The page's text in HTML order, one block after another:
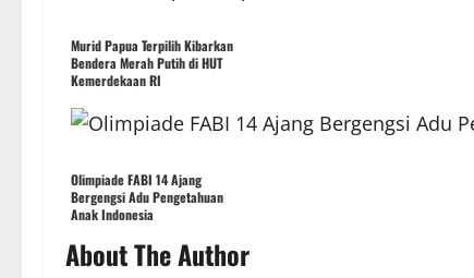
Murid Papua Terpilih Kibarkan
Bendera Merah Putih di HUT
Kemerdekaan RI
Olimpiade FABI 14 Ajang
Bergengsi Adu Pengetahuan
Anak Indonesia
About The Author